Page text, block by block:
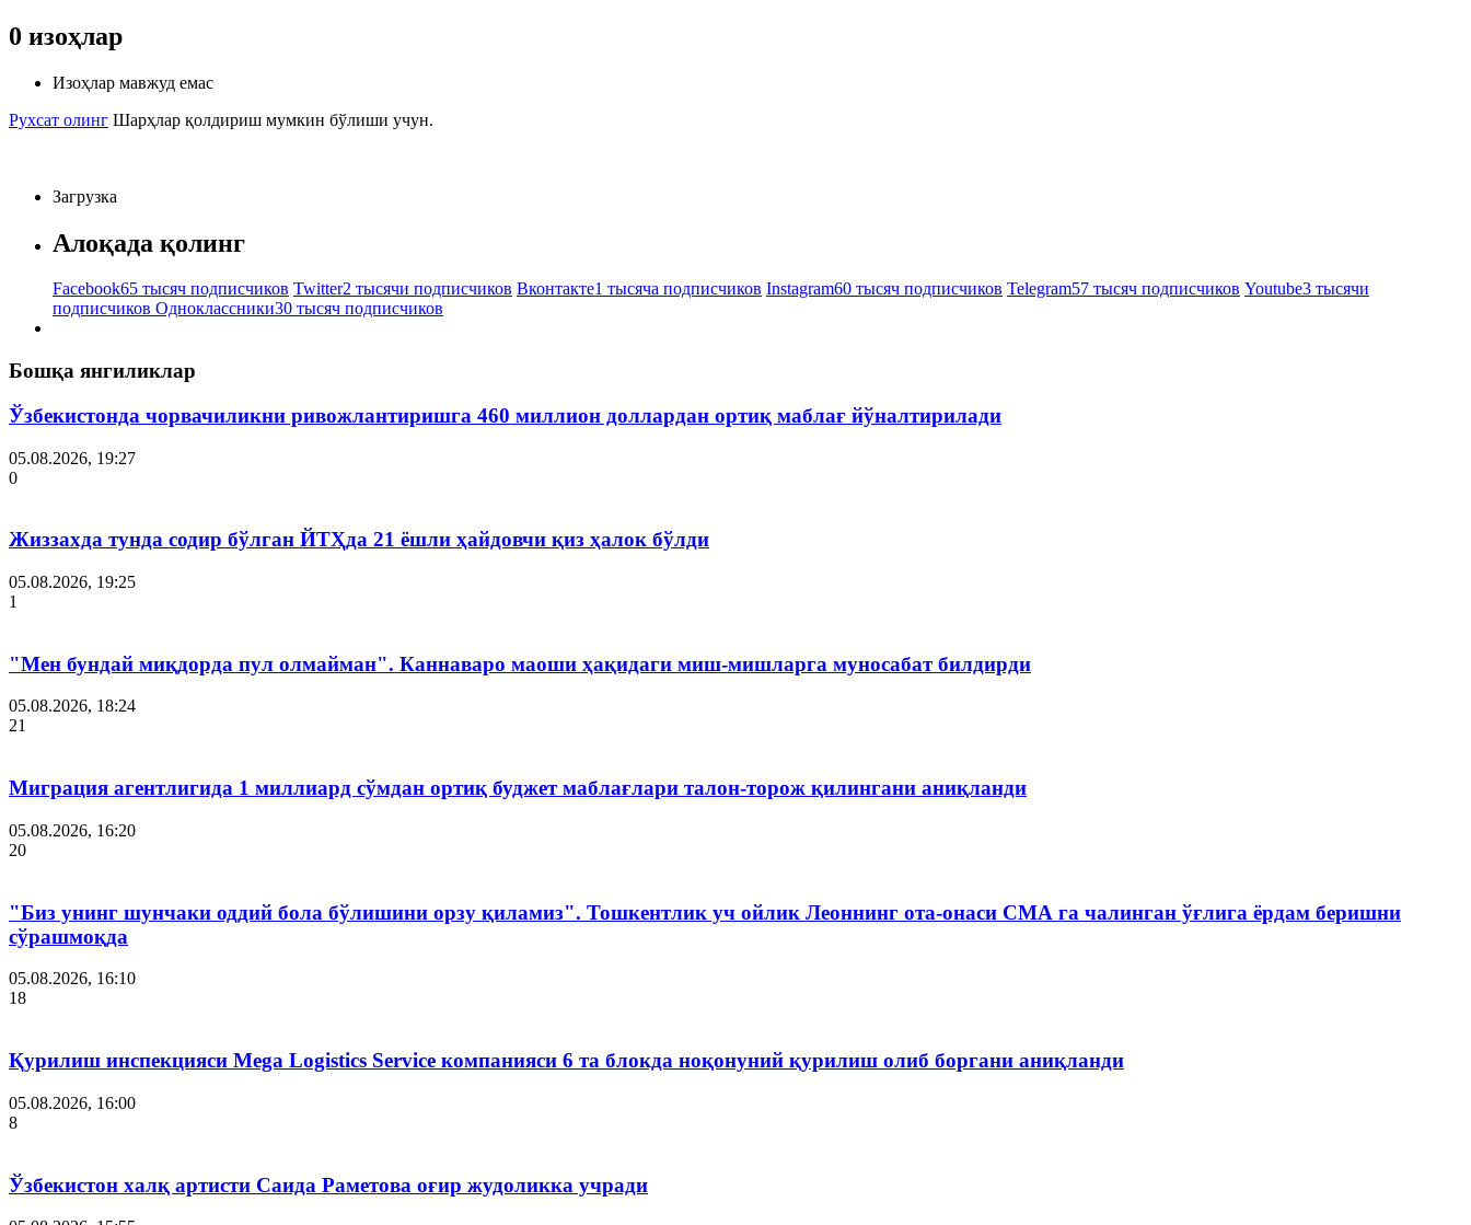
0 изоҳлар
Изоҳлар мавжуд емас
Рухсат олинг Шарҳлар қолдириш мумкин бўлиши учун.
Загрузка
Алоқада қолинг
Facebook65 тысяч подписчиков Twitter2 тысячи подписчиков Вконтакте1 тысяча подписчиков Instagram60 тысяч подписчиков Telegram57 тысяч подписчиков Youtube3 тысячи
подписчиков Одноклассники30 тысяч подписчиков
Бошқа янгиликлар
Ўзбекистонда чорвачиликни ривожлантиришга 460 миллион доллардан ортиқ маблағ йўналтирилади
05.08.2026, 19:27
0
Жиззахда тунда содир бўлган ЙТҲда 21 ёшли ҳайдовчи қиз ҳалок бўлди
05.08.2026, 19:25
1
"Мен бундай миқдорда пул олмайман". Каннаваро маоши ҳақидаги миш-мишларга муносабат билдирди
05.08.2026, 18:24
21
Миграция агентлигида 1 миллиард сўмдан ортиқ буджет маблағлари талон-торож қилингани аниқланди
05.08.2026, 16:20
20
"Биз унинг шунчаки оддий бола бўлишини орзу қиламиз". Тошкентлик уч ойлик Леоннинг ота-онаси СМА га чалинган ўғлига ёрдам беришни
сўрашмоқда
05.08.2026, 16:10
18
Қурилиш инспекцияси Мega Logistics Service компанияси 6 та блокда ноқонуний қурилиш олиб боргани аниқланди
05.08.2026, 16:00
8
Ўзбекистон халқ артисти Саида Раметова оғир жудоликка учради